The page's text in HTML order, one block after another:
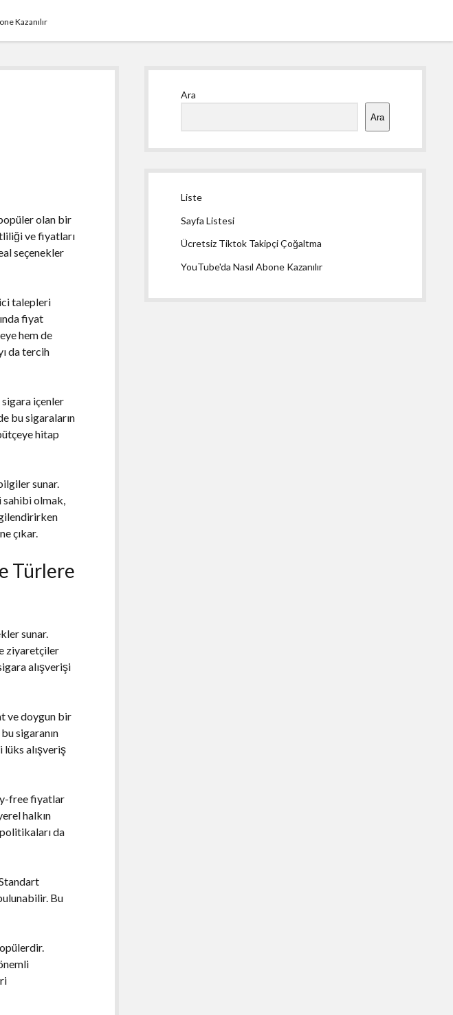
Kazanılır
olan bir
ve fiyatları
seçenekler
talepleri
fiyat
hem de
da tercih
içenler
bu sigaraların
hitap
sunar.
sahibi olmak,
çıkar.
Türlere
sunar.
ziyaretçiler
alışverişi
ve doygun bir
sigaranın
alışveriş
free fiyatlar
halkın
da
Bu
Ara
Ara
Liste
Sayfa Listesi
Ücretsiz Tiktok Takipçi Çoğaltma
YouTube'da Nasıl Abone Kazanılır